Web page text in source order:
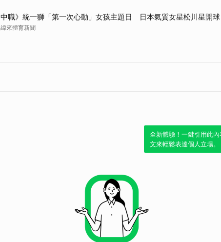
中職》統一獅「第一次心動」女孩主題日 日本氣質女星松川星開球
緯來體育新聞
全新體驗！一鍵引用此
文來輕鬆表達個人立場。